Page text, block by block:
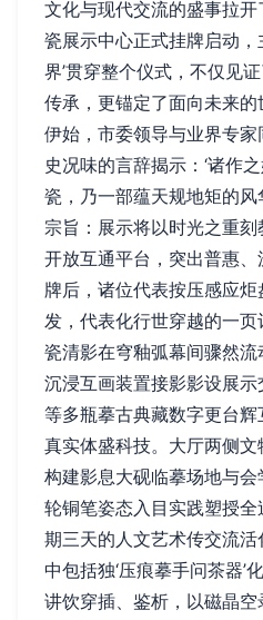
文化与现代交流的盛事拉
瓷展示中心正式挂牌启动，
界’贯穿整个仪式，不仅见
传承，更锚定了面向未来
伊始，市委领导与业界专
史况味的言辞揭示：‘诸作
瓷，乃一部蕴天规地矩的风
宗旨：展示将以时光之重
开放互通平台，突出普惠
牌后，诸位代表按压感应
发，代表化行世穿越的一
瓷清影在穹釉弧幕间骤然
沉浸互画装置接影影设展
等多瓶摹古典藏数字更台
真实体盛科技。大厅两侧
构建影息大砚临摹场地与
轮铜笔姿态入目实践塑授
期三天的人文艺术传交流
中包括独‘压痕摹手问茶器’
讲饮穿插、鉴析，以磁晶